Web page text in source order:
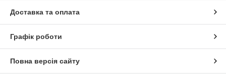
Доставка та оплата
Графік роботи
Повна версія сайту